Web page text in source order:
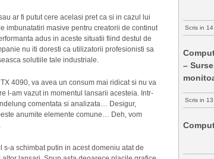
ar fi putut cere acelasi pret ca si in cazul lui
imbunatatiri masive pentru creatorii de continut
adus in aceste situatii fiind destul de
nu iti doresti ca utilizatorii profesionisti sa
solutiile tale industriale.
4090, va avea un consum mai ridicat si nu va
l-am vazut in momentul lansarii acesteia. Intr-
comentata si analizata… Desigur,
anumite elemente comune… Deh, vom
a schimbat putin in acest domeniu atat de
Scris in
–
Scris in